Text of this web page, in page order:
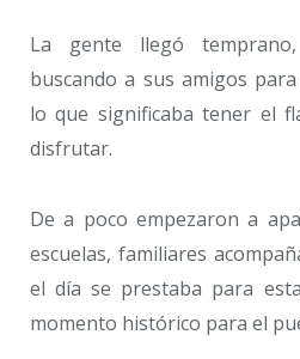
La gente llegó
buscando a sus amigos
lo que significaba tener el
disfrutar.
De a poco empezaron a
escuelas, familiares
el día se prestaba para
momento histórico para el